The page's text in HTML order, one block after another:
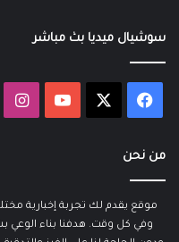
سوشيال ميديا بث مباشر
فيسبوك ‫YouTube
من نحن
موقع يقدم لك تجربة إخبارية
وفي كل وقت. هدفنا بناء الوعي